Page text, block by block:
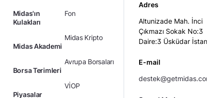
Midas'ın
Kulakları
Midas Akademi
Borsa Terimleri
Piyasalar
Fon
Midas Kripto
Avrupa Borsaları
VİOP
Adres
Altunizade Mah. İnci
Çıkmazı Sokak No:3
Daire:3 Üsküdar
E-mail